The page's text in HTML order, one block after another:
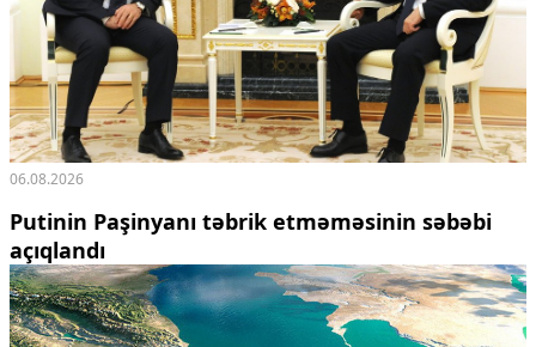
06.08.2026
Putinin Paşinyanı təbrik etməməsinin səbəbi
açıqlandı